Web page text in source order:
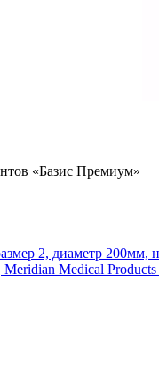
«Базис Премиум»
2, диаметр 200мм,
Meridian Medical